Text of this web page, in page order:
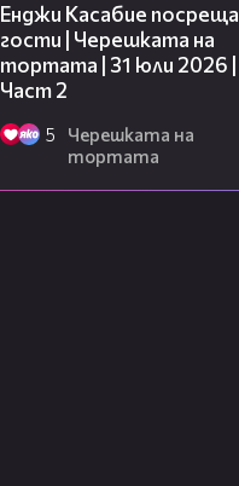
Енджи Касабие посреща
гости | Черешката на
тортата | 31 юли 2026 |
Част 2
5
Черешката на
тортата